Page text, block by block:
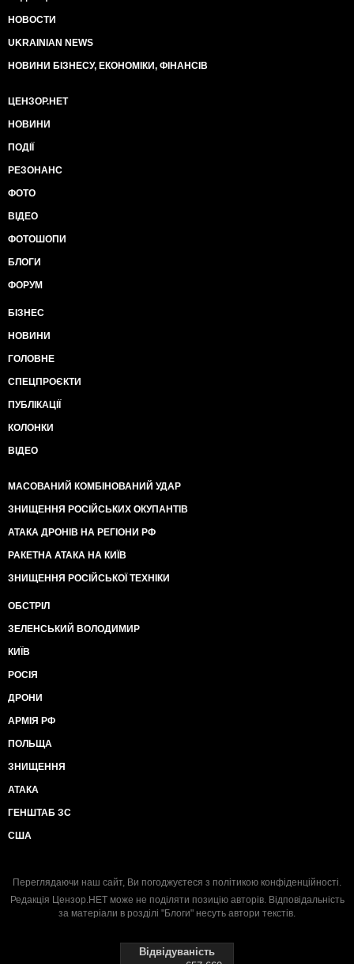
НОВОСТИ
UKRAINIAN NEWS
НОВИНИ БІЗНЕСУ, ЕКОНОМІКИ, ФІНАНСІВ
ЦЕНЗОР.НЕТ
НОВИНИ
ПОДІЇ
РЕЗОНАНС
ФОТО
ВІДЕО
ФОТОШОПИ
БЛОГИ
ФОРУМ
БІЗНЕС
НОВИНИ
ГОЛОВНЕ
СПЕЦПРОЄКТИ
ПУБЛІКАЦІЇ
КОЛОНКИ
ВІДЕО
МАСОВАНИЙ КОМБІНОВАНИЙ УДАР
ЗНИЩЕННЯ РОСІЙСЬКИХ ОКУПАНТІВ
АТАКА ДРОНІВ НА РЕГІОНИ РФ
РАКЕТНА АТАКА НА КИЇВ
ЗНИЩЕННЯ РОСІЙСЬКОЇ ТЕХНІКИ
ОБСТРІЛ
ЗЕЛЕНСЬКИЙ ВОЛОДИМИР
КИЇВ
РОСІЯ
ДРОНИ
АРМІЯ РФ
ПОЛЬЩА
ЗНИЩЕННЯ
АТАКА
ГЕНШТАБ ЗС
США
Переглядаючи наш сайт, Ви погоджуєтеся з політикою конфіденційності.
Редакція Цензор.НЕТ може не поділяти позицію авторів. Відповідальність
за матеріали в розділі "Блоги" несуть автори текстів.
Відвідуваність